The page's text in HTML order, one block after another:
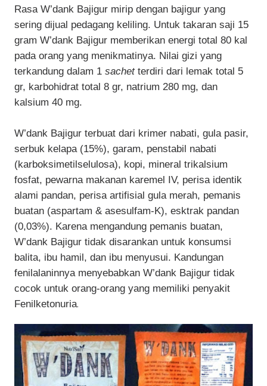
Rasa W’dank Bajigur mirip dengan bajigur yang
sering dijual pedagang keliling. Untuk takaran saji 15
gram W’dank Bajigur memberikan energi total 80 kal
pada orang yang menikmatinya. Nilai gizi yang
terkandung dalam 1 sachetterdiri dari lemak total 5
gr, karbohidrat total 8 gr, natrium 280 mg, dan
kalsium 40 mg.
W’dank Bajigur terbuat dari krimer nabati, gula pasir,
serbuk kelapa (15%), garam, penstabil nabati
(karboksimetilselulosa), kopi, mineral trikalsium
fosfat, pewarna makanan karemel IV, perisa identik
alami pandan, perisa artifisial gula merah, pemanis
buatan (aspartam & asesulfam-K), esktrak pandan
(0,03%). Karena mengandung pemanis buatan,
W’dank Bajigur tidak disarankan untuk konsumsi
balita, ibu hamil, dan ibu menyusui. Kandungan
fenilalaninnya menyebabkan W’dank Bajigur tidak
cocok untuk orang-orang yang memiliki penyakit
Fenilketonuria.